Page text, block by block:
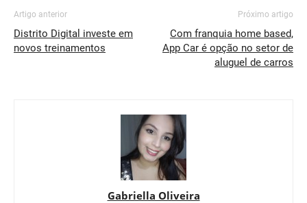
Artigo anterior
Distrito Digital investe em
novos treinamentos
Próximo artigo
Com franquia home based,
App Car é opção no setor de
aluguel de carros
Gabriella Oliveira